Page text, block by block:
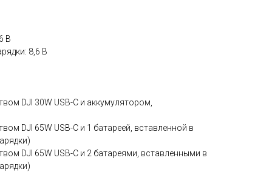
В
8,6 В
DJI 30W USB-C и аккумулятором,
DJI 65W USB-C и 1 батареей, вставленной в
DJI 65W USB-C и 2 батареями, вставленными в